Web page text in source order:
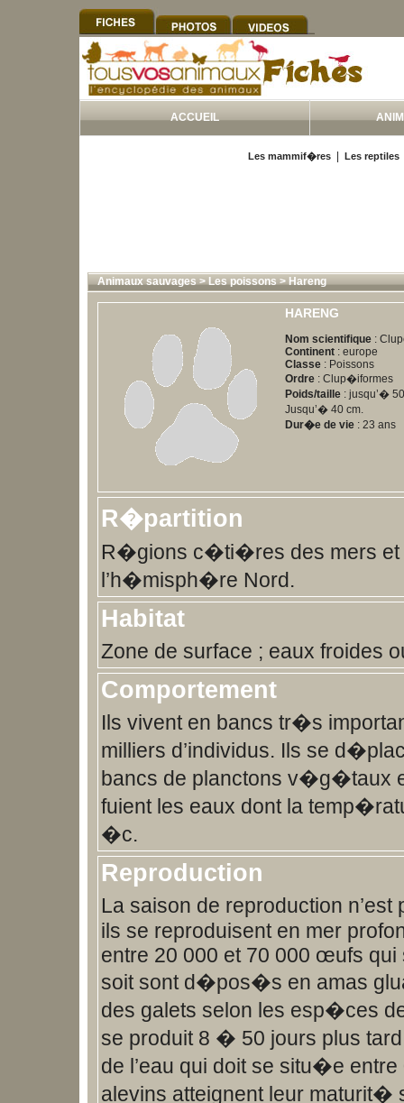
ACCUEIL
Les mammif�res| Les reptiles
Animaux sauvages>Les poissons>Hareng
HARENG
Nom scientifique:
Continent: europe
Classe: Poissons
Ordre: Clup�iformes
Poids/taille: jusqu’�
Jusqu’� 40 cm.
Dur�e de vie: 23 ans
R�partition
R�gions c�ti�res des mers
l’h�misph�re Nord.
Habitat
Zone de surface ; eaux froides
Comportement
Ils vivent en bancs tr�s
milliers d’individus. Ils se
bancs de planctons v�g�taux
fuient les eaux dont la
�c.
Reproduction
La saison de reproduction
ils se reproduisent en mer
entre 20 000 et 70 000 œufs qui
soit sont d�pos�s en amas
des galets selon les esp�ces
se produit 8 � 50 jours plus
de l’eau qui doit se situ�e
alevins atteignent leur maturit�